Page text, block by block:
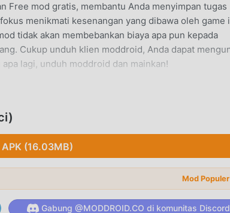
Free mod gratis, membantu Anda menyimpan tugas
menikmati kesenangan yang dibawa oleh game
tidak akan membebankan biaya apa pun kepada
Cukup unduh klien moddroid, Anda dapat
lagi, unduh moddroid dan mainkan!
telah membantunya mendapatkan banyak
permainan dan menikmati kesenangan yang
moddroid telah secara khusus membangun
dan berbagi dengan semua rpg pecinta
dan nikmati rpg permainan dengan semua
(16.03MB)
Mod
Gabung @MODDROID.CO di komunitas Discord